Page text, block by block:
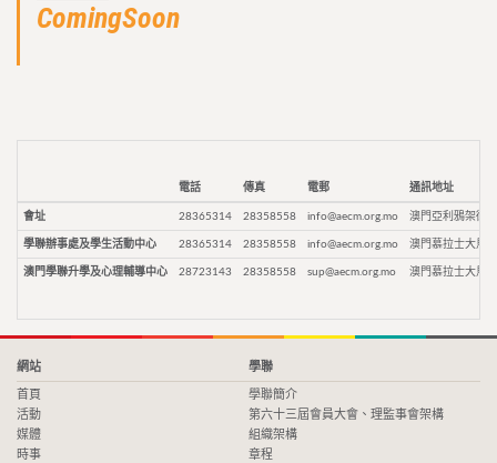
ComingSoon
電話 傳真 電郵 通訊地址
會址 28365314 28358558 info@aecm.org.mo 澳門亞利鴉架街9
學聯辦事處及學生活動中心 28365314 28358558 info@aecm.org.mo 澳門慕拉士大馬
澳門學聯升學及心理輔導中心 28723143 28358558 sup@aecm.org.mo 澳門慕拉士大馬
網站
首頁
活動
媒體
時事
學聯
學聯簡介
第六十三屆會員大會、理監事會架構
組織架構
章程